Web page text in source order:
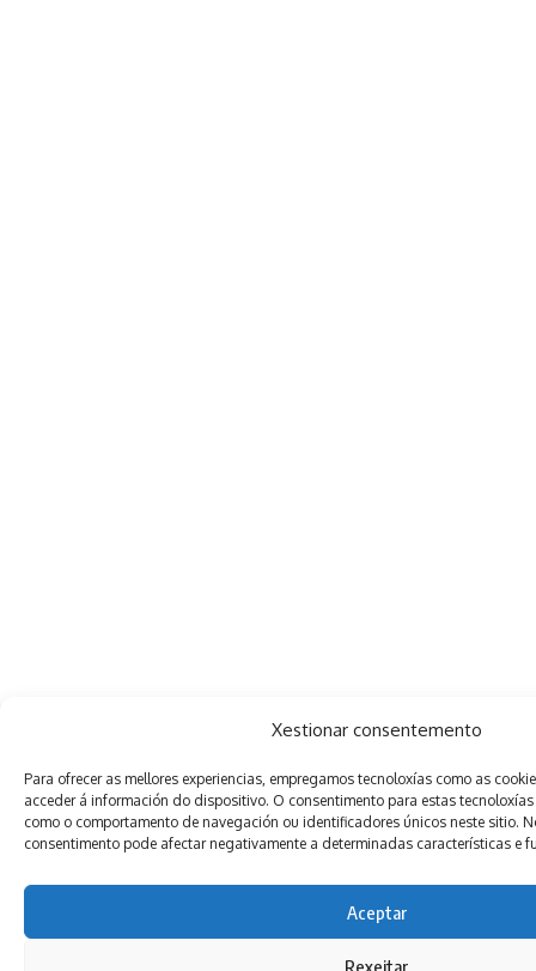
Xestionar consentemento
Para ofrecer as mellores experiencias, empregamos tecnoloxías como as
acceder á información do dispositivo. O consentimento para estas
como o comportamento de navegación ou identificadores únicos neste sitio.
consentimento pode afectar negativamente a determinadas características e
Aceptar
Rexeitar